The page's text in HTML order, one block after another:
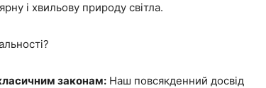
і хвильову природу світла.
законам: Наш повсякденний досвід